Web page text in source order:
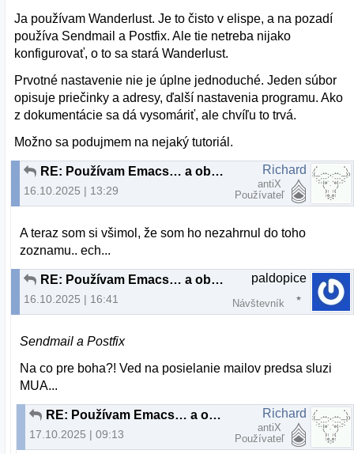
Ja používam Wanderlust. Je to čisto v elispe, a na pozadí
používa Sendmail a Postfix. Ale tie netreba nijako
konfigurovať, o to sa stará Wanderlust.
Prvotné nastavenie nie je úplne jednoduché. Jeden súbor
opisuje priečinky a adresy, ďalší nastavenia programu. Ako
z dokumentácie sa dá vysomáriť, ale chvíľu to trvá.
Možno sa podujmem na nejaký tutoriál.
RE: Používam Emacs… a občas aj iné programy
16.10.2025 | 13:29
Richard
antiX
Používateľ
A teraz som si všimol, že som ho nezahrnul do toho
zoznamu.. ech...
RE: Používam Emacs… a občas aj iné programy
16.10.2025 | 16:41
paldopice
Návštevník
Sendmail a Postfix
Na co pre boha?! Ved na posielanie mailov predsa sluzi
MUA...
RE: Používam Emacs… a občas aj iné programy
17.10.2025 | 09:13
Richard
antiX
Používateľ